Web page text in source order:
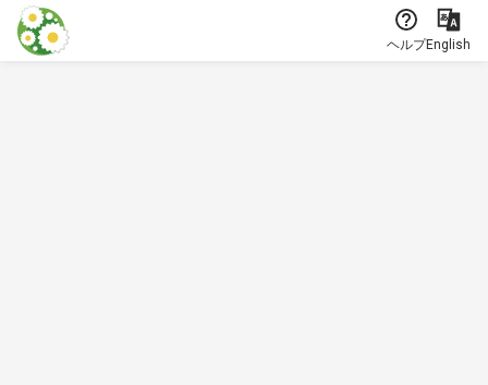
本文に飛ぶ
ヘルプEnglish